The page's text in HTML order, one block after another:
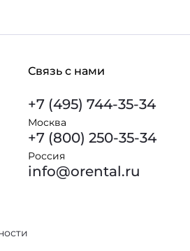
Связь с нами
+7 (495) 744-35-34
Москва
+7 (800) 250-35-34
Россия
info@orental.ru